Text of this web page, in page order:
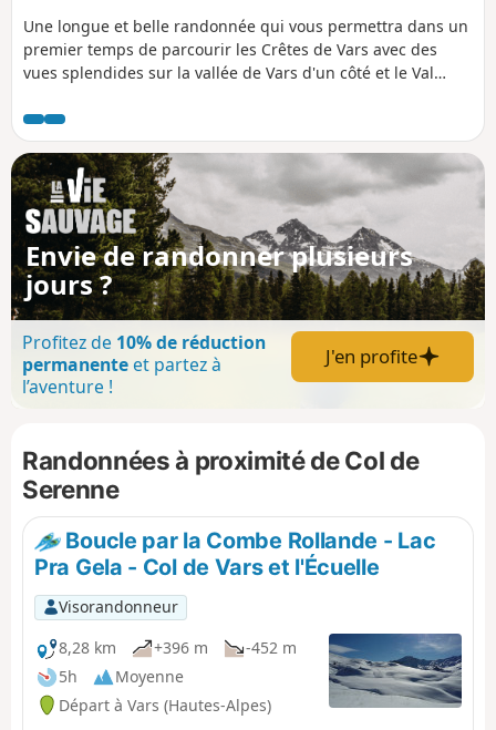
Une longue et belle randonnée qui vous permettra dans un
premier temps de parcourir les Crêtes de Vars avec des
vues splendides sur la vallée de Vars d'un côté et le Val
admirer des edelweiss à la fin des crêtes. Dans un second
temps, vous rejoindrez le Vallon de Laugier qui conduit au
Col de Sérenne qui surplombe le Val d'Escreins. Le retour
par un sentier en balcon vous offrira un très beau
panorama.
Envie de randonner plusieurs
jours ?
Profitez de 10% de réduction
permanenteet partez à
l’aventure !
J'en profite
Randonnées à proximité de Col de
Serenne
Boucle par la Combe Rollande - Lac
Pra Gela - Col de Vars et l'Écuelle
Visorandonneur
8,28 km
+396 m
-452 m
5h
Moyenne
Départ à Vars (Hautes-Alpes)